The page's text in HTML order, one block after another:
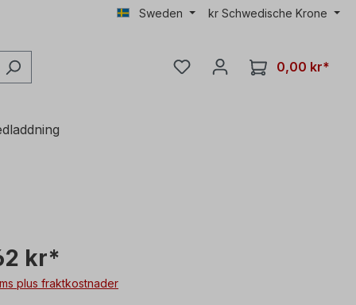
Sweden kr Schwedische Krone
0,00 kr*
kr*
plus fraktkostnader